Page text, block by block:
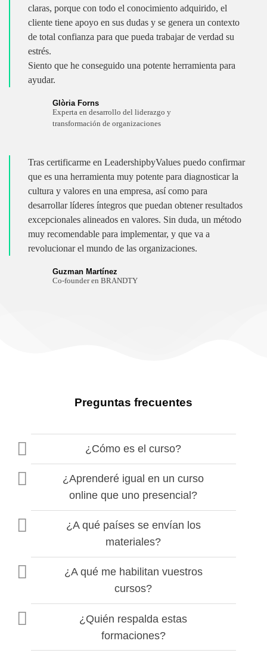
claras, porque con todo el conocimiento adquirido, el
cliente tiene apoyo en sus dudas y se genera un contexto
de total confianza para que pueda trabajar de verdad su
estrés.
Siento que he conseguido una potente herramienta para
ayudar.
Glòria Forns
Experta en desarrollo del liderazgo y
transformación de organizaciones
Tras certificarme en LeadershipbyValues puedo confirmar
que es una herramienta muy potente para diagnosticar la
cultura y valores en una empresa, así como para
desarrollar líderes íntegros que puedan obtener resultados
excepcionales alineados en valores. Sin duda, un método
muy recomendable para implementar, y que va a
revolucionar el mundo de las organizaciones.
Guzman Martínez
Co-founder en BRANDTY
Preguntas frecuentes
¿Cómo es el curso?
¿Aprenderé igual en un curso
online que uno presencial?
¿A qué países se envían los
materiales?
¿A qué me habilitan vuestros
cursos?
¿Quién respalda estas
formaciones?